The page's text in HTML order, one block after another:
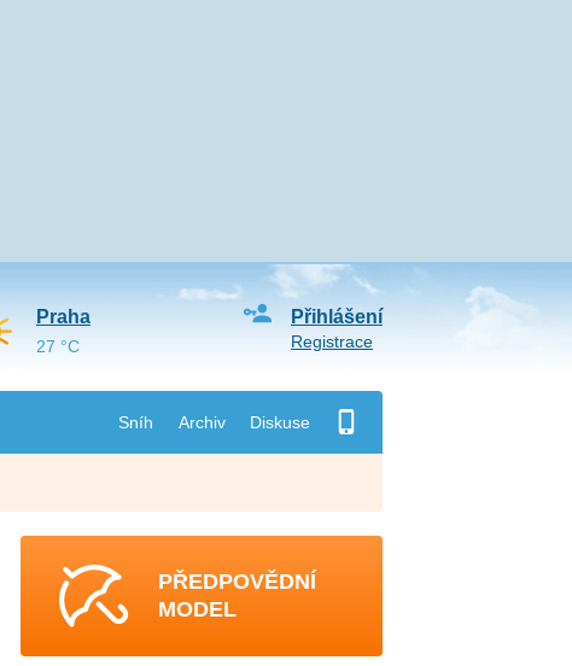
Sníh Archiv Diskuse
Přihlášení
Registrace
Praha
27 °C
PŘEDPOVĚDNÍ
MODEL